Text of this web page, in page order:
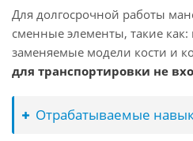
Для долгосрочной работы
сменные элементы, такие
заменяемые модели кости и
для транспортировки не
Отрабатываемые